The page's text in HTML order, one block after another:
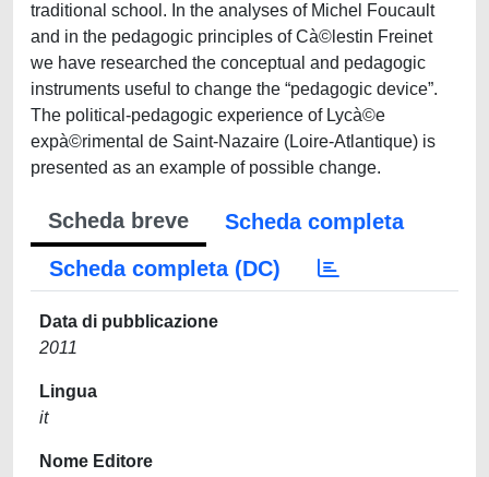
traditional school. In the analyses of Michel Foucault
and in the pedagogic principles of Cà©lestin Freinet
we have researched the conceptual and pedagogic
instruments useful to change the “pedagogic device”.
The political-pedagogic experience of Lycà©e
expà©rimental de Saint-Nazaire (Loire-Atlantique) is
presented as an example of possible change.
Scheda breve
Scheda completa
Scheda completa (DC)
Data di pubblicazione
2011
Lingua
it
Nome Editore